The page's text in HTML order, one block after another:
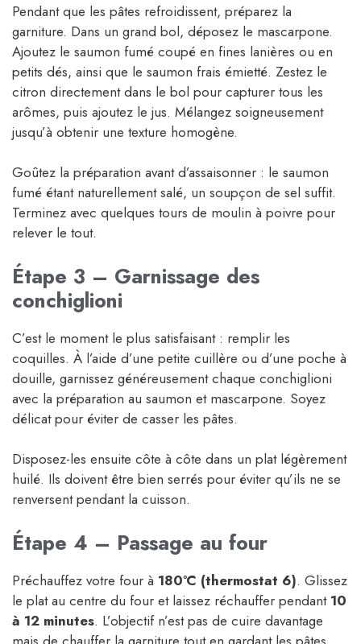
Pendant que les pâtes refroidissent, préparez la
garniture. Dans un grand bol, déposez le mascarpone.
Ajoutez le saumon fumé coupé en fines lanières ou en
petits dés, ainsi que le saumon frais émietté. Zestez le
citron directement dans le bol pour capturer tous les
arômes, puis ajoutez le jus. Mélangez soigneusement
jusqu’à obtenir une texture homogène.
Goûtez la préparation avant d’assaisonner : le saumon
fumé étant naturellement salé, un soupçon de sel suffit.
Terminez avec quelques tours de moulin à poivre pour
relever le tout.
Étape 3 – Garnissage des
conchiglioni
C’est le moment le plus satisfaisant : remplir les
coquilles. À l’aide d’une petite cuillère ou d’une poche à
douille, garnissez généreusement chaque conchiglioni
avec la préparation au saumon et mascarpone. Soyez
délicat pour éviter de casser les pâtes.
Disposez-les ensuite côte à côte dans un plat légèrement
huilé. Ils doivent être bien serrés pour éviter qu’ils ne se
renversent pendant la cuisson.
Étape 4 – Passage au four
Préchauffez votre four à 180°C (thermostat 6). Glissez
le plat au centre du four et laissez réchauffer pendant 10
à 12 minutes. L’objectif n’est pas de cuire davantage